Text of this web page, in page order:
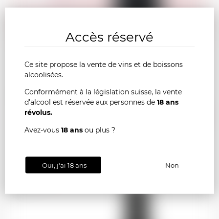
MORGON Mee Godard "Passerelle 577" 2021
-
France
Accès réservé
Ce site propose la vente de vins et de boissons
alcoolisées.
Conformément à la législation suisse, la vente
d'alcool est réservée aux personnes de 18 ans
révolus.
Avez-vous 18 ans ou plus ?
Oui, j'ai 18 ans Non